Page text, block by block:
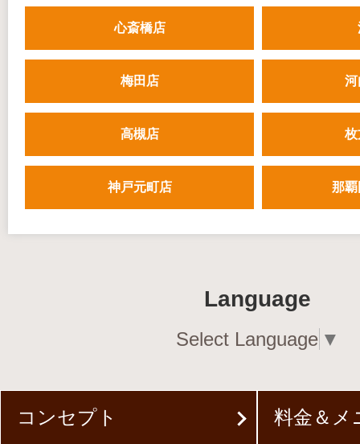
心斎橋店
梅田店 河
高槻店 枚
神戸元町店 那
Language
Select Language ▼
コンセプト 料金＆メ